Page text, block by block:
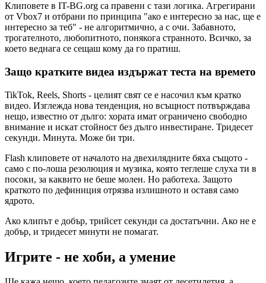
Клиповете в IT-BG.org са правени с тази логика. Агрегирани
от Vbox7 и отбрани по принципа "ако е интересно за нас, ще е
интересно за теб" - не алгоритмично, а с очи. Забавното,
трогателното, любопитното, понякога странното. Всичко, за
което веднага се сещаш кому да го пратиш.
Защо кратките видеа издържат теста на времето
TikTok, Reels, Shorts - целият свят се е насочил към кратко
видео. Изглежда нова тенденция, но всъщност потвърждава
нещо, известно от дълго: хората имат ограничено свободно
внимание и искат стойност без дълго инвестиране. Тридесет
секунди. Минута. Може би три.
Flash клиповете от началото на двехилядните бяха същото -
само с по-лоша резолюция и музика, която теглеше слуха ти в
посоки, за каквито не беше молен. Но работеха. Защото
краткото по дефиниция отрязва излишното и оставя само
ядрото.
Ако клипът е добър, трийсет секунди са достатъчни. Ако не е
добър, и тридесет минути не помагат.
Игрите - не хоби, а умение